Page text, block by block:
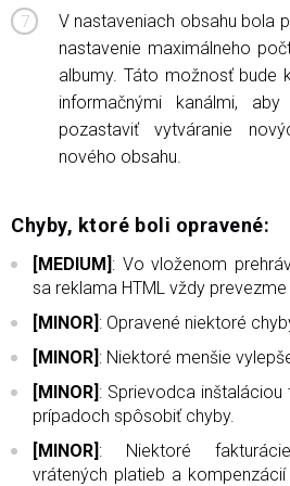
V nastaveniach obsahu bola
nastavenie maximálneho
albumy. Táto možnosť bude
informačnými kanálmi,
pozastaviť vytváranie
nového obsahu.
Chyby, ktoré boli opravené:
[MEDIUM] : Vo vloženom
sa reklama HTML vždy
[MINOR] : Opravené niektoré
[MINOR] : Niektoré menšie
[MINOR] : Sprievodca
prípadoch spôsobiť chyby.
[MINOR] : Niektoré
vrátených platieb a